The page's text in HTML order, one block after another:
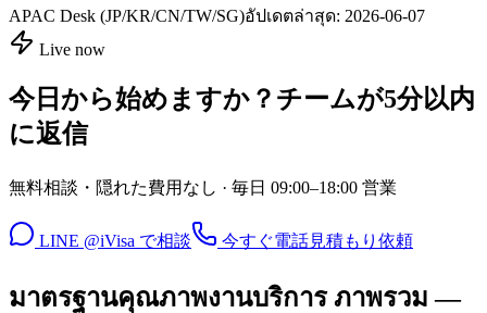
APAC Desk (JP/KR/CN/TW/SG)อัปเดตล่าสุด: 2026-06-07
Live now
今日から始めますか？チームが5分以内
に返信
無料相談・隠れた費用なし · 毎日 09:00–18:00 営業
LINE @iVisa で相談 今すぐ電話見積もり依頼
มาตรฐานคุณภาพงานบริการ ภาพรวม —